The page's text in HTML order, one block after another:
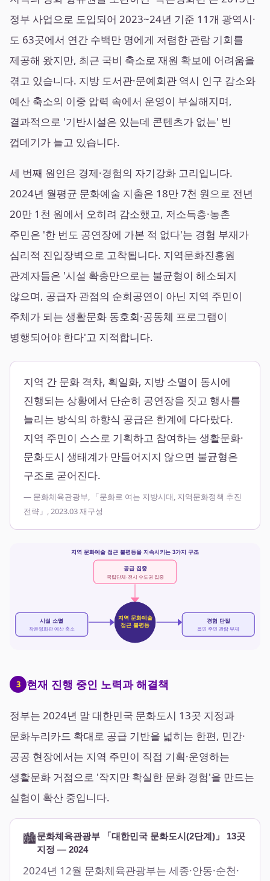
정부 사업으로 도입되어 2023~24년 기준 11개 광역시·
도 63곳에서 연간 수백만 명에게 저렴한 관람 기회를
제공해 왔지만, 최근 국비 축소로 재원 확보에 어려움을
겪고 있습니다. 지방 도서관·문예회관 역시 인구 감소와
예산 축소의 이중 압력 속에서 운영이 부실해지며,
결과적으로 '기반시설은 있는데 콘텐츠가 없는' 빈
껍데기가 늘고 있습니다.
세 번째 원인은 경제·경험의 자기강화 고리입니다.
2024년 월평균 문화예술 지출은 18만 7천 원으로 전년
20만 1천 원에서 오히려 감소했고, 저소득층·농촌
주민은 '한 번도 공연장에 가본 적 없다'는 경험 부재가
심리적 진입장벽으로 고착됩니다. 지역문화진흥원
관계자들은 '시설 확충만으로는 불균형이 해소되지
않으며, 공급자 관점의 순회공연이 아닌 지역 주민이
주체가 되는 생활문화 동호회·공동체 프로그램이
병행되어야 한다'고 지적합니다.
지역 간 문화 격차, 획일화, 지방 소멸이 동시에
진행되는 상황에서 단순히 공연장을 짓고 행사를
늘리는 방식의 하향식 공급은 한계에 다다랐다.
지역 주민이 스스로 기획하고 참여하는 생활문화·
문화도시 생태계가 만들어지지 않으면 불균형은
구조로 굳어진다.
— 문화체육관광부, 「문화로 여는 지방시대, 지역문화정책 추진
전략」, 2023.03 재구성
지역 문화예술 접근 불평등을 지속시키는 3가지 구조
공급 집중
국립단체·전시 수도권 집중
지역 문화예술
접근 불평등
시설 소멸
작은영화관 예산 축소
경험 단절
읍면 주민 관람 부재
3 현재 진행 중인 노력과 해결책
정부는 2024년 말 대한민국 문화도시 13곳 지정과
문화누리카드 확대로 공급 기반을 넓히는 한편, 민간·
공공 현장에서는 지역 주민이 직접 기획·운영하는
생활문화 거점으로 '작지만 확실한 문화 경험'을 만드는
실험이 확산 중입니다.
🏙️문화체육관광부 「대한민국 문화도시(2단계)」 13곳
지정 — 2024
2024년 12월 문화체육관광부는 세종·안동·순천·